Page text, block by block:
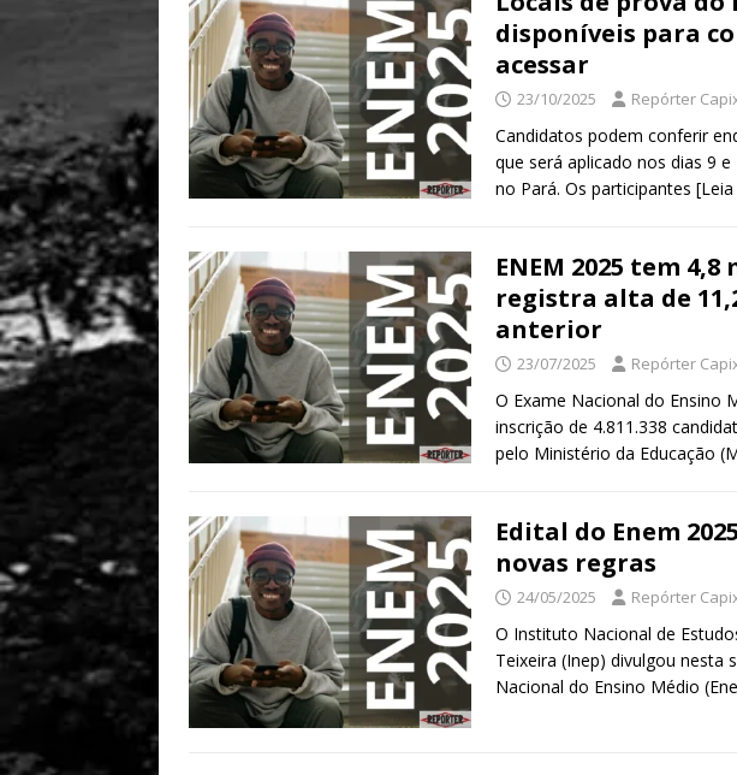
disponíveis para
acessar
23/10/2025 Repórter
Candidatos podem conferir
que será aplicado nos dias 9
no Pará. Os participantes
ENEM 2025 tem
registra alta de
anterior
23/07/2025 Repórter
O Exame Nacional do Ensino
inscrição de 4.811.338
pelo Ministério da Educação
Edital do Enem
novas regras
24/05/2025 Repórter
O Instituto Nacional de
Teixeira (Inep) divulgou nesta
Nacional do Ensino Médio